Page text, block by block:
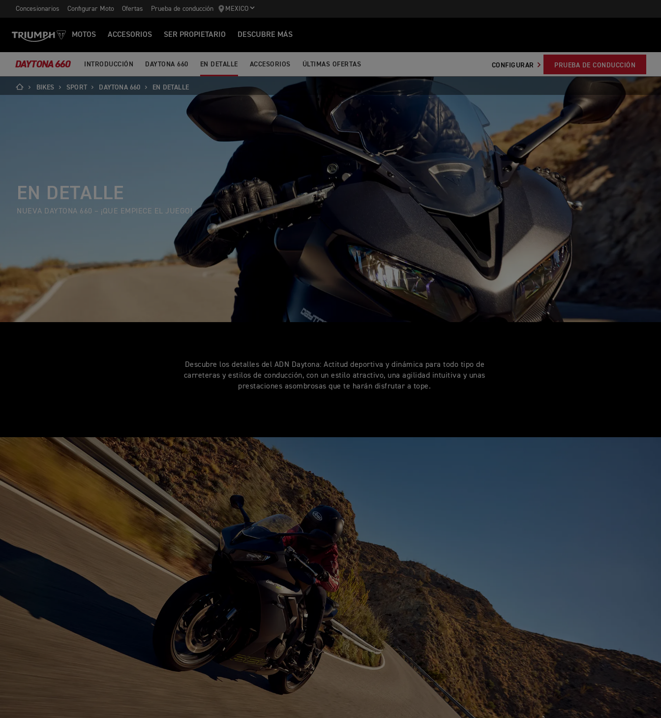
Concesionarios Configurar Moto Ofertas Prueba de conducción MEXICO
MOTOS ACCESORIOS SER PROPIETARIO DESCUBRE MÁS
DAYTONA 660 INTRODUCCIÓN DAYTONA 660 EN DETALLE ACCESORIOS ÚLTIMAS OFERTAS CONFIGURAR PRUEBA DE CONDUCCIÓN
BIKES SPORT DAYTONA 660 EN DETALLE
EN DETALLE
NUEVA DAYTONA 660 – ¡QUE EMPIECE EL JUEGO!
Descubre los detalles del ADN Daytona: Actitud deportiva y dinámica para todo tipo de
carreteras y estilos de conducción, con un estilo atractivo, una agilidad intuitiva y unas
prestaciones asombrosas que te harán disfrutar a tope.